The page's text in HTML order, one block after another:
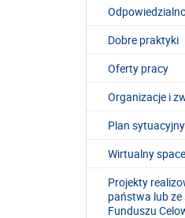
Dobre praktyki
Oferty pracy
Organizacje i
Plan sytuacyjny
Wirtualny
Projekty
państwa lub
Funduszu